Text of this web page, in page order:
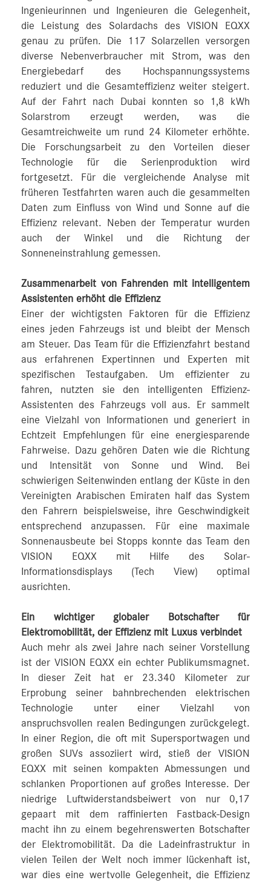
Ingenieurinnen und Ingenieuren die Gelegenheit,
die Leistung des Solardachs des VISION EQXX
genau zu prüfen. Die 117 Solarzellen versorgen
diverse Nebenverbraucher mit Strom, was den
Energiebedarf des Hochspannungssystems
reduziert und die Gesamteffizienz weiter steigert.
Auf der Fahrt nach Dubai konnten so 1,8 kWh
Solarstrom erzeugt werden, was die
Gesamtreichweite um rund 24 Kilometer erhöhte.
Die Forschungsarbeit zu den Vorteilen dieser
Technologie für die Serienproduktion wird
fortgesetzt. Für die vergleichende Analyse mit
früheren Testfahrten waren auch die gesammelten
Daten zum Einfluss von Wind und Sonne auf die
Effizienz relevant. Neben der Temperatur wurden
auch der Winkel und die Richtung der
Sonneneinstrahlung gemessen.
Zusammenarbeit von Fahrenden mit intelligentem
Assistenten erhöht die Effizienz
Einer der wichtigsten Faktoren für die Effizienz
eines jeden Fahrzeugs ist und bleibt der Mensch
am Steuer. Das Team für die Effizienzfahrt bestand
aus erfahrenen Expertinnen und Experten mit
spezifischen Testaufgaben. Um effizienter zu
fahren, nutzten sie den intelligenten Effizienz-
Assistenten des Fahrzeugs voll aus. Er sammelt
eine Vielzahl von Informationen und generiert in
Echtzeit Empfehlungen für eine energiesparende
Fahrweise. Dazu gehören Daten wie die Richtung
und Intensität von Sonne und Wind. Bei
schwierigen Seitenwinden entlang der Küste in den
Vereinigten Arabischen Emiraten half das System
den Fahrern beispielsweise, ihre Geschwindigkeit
entsprechend anzupassen. Für eine maximale
Sonnenausbeute bei Stopps konnte das Team den
VISION EQXX mit Hilfe des Solar-
Informationsdisplays (Tech View) optimal
ausrichten.
Ein wichtiger globaler Botschafter für
Elektromobilität, der Effizienz mit Luxus verbindet
Auch mehr als zwei Jahre nach seiner Vorstellung
ist der VISION EQXX ein echter Publikumsmagnet.
In dieser Zeit hat er 23.340 Kilometer zur
Erprobung seiner bahnbrechenden elektrischen
Technologie unter einer Vielzahl von
anspruchsvollen realen Bedingungen zurückgelegt.
In einer Region, die oft mit Supersportwagen und
großen SUVs assoziiert wird, stieß der VISION
EQXX mit seinen kompakten Abmessungen und
schlanken Proportionen auf großes Interesse. Der
niedrige Luftwiderstandsbeiwert von nur 0,17
gepaart mit dem raffinierten Fastback-Design
macht ihn zu einem begehrenswerten Botschafter
der Elektromobilität. Da die Ladeinfrastruktur in
vielen Teilen der Welt noch immer lückenhaft ist,
war dies eine wertvolle Gelegenheit, die Effizienz